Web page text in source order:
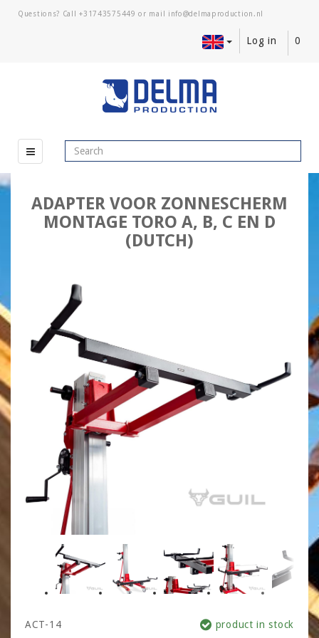
Questions? Call+31743575449 or mail
Log in 0
ADAPTER VOOR ZONNESCHERM
MONTAGE TORO A, B, C EN D
(DUTCH)
ACT-14 product in stock